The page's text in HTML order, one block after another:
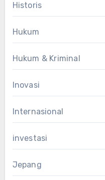
Historis
Hukum
Hukum & Kriminal
Inovasi
Internasional
investasi
Jepang